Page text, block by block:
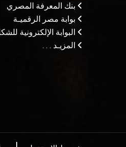
بنك المعرفة المصري
بوابة مصر الرقميـة
البوابة الإلكترونية
المزيـد . . .